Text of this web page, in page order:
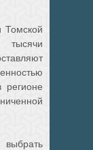
Томской
тысячи